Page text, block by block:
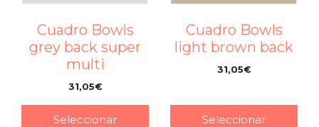
Cuadro Bowls
grey back super
multi
31,05€
Seleccionar
Cuadro Bowls
light brown back
31,05€
Seleccionar